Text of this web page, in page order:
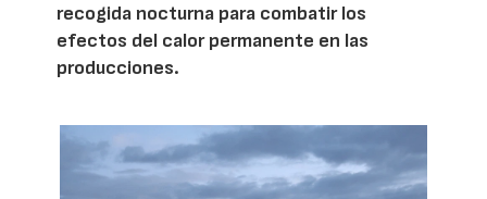
recogida nocturna para combatir los
efectos del calor permanente en las
producciones.